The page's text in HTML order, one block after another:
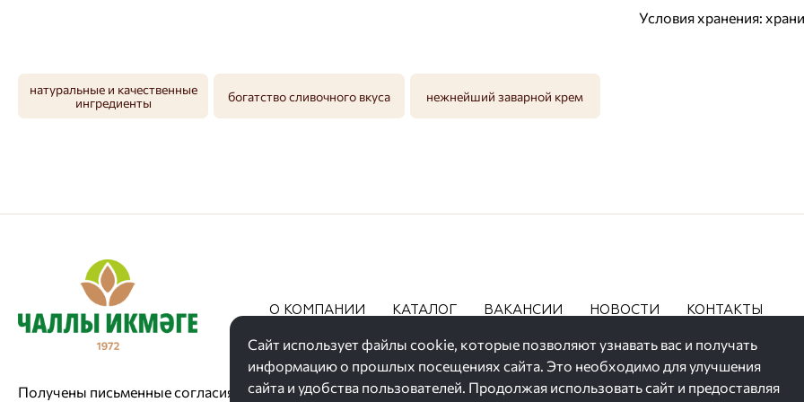
Условия хранения:
натуральные и качественные
ингредиенты
богатство сливочного вкуса нежнейший заварной крем
О КОМПАНИИ КАТАЛОГ ВАКАНСИИ НОВОСТИ
КОНТАКТЫ
Получены письменные согласия сотрудников на размещение их персональных данных,
Сайт использует файлы cookie, которые позволяют узнавать вас и получать
информацию о прошлых посещениях сайта. Это необходимо для улучшения
сайта и удобства пользователей. Продолжая использовать сайт и предоставляя